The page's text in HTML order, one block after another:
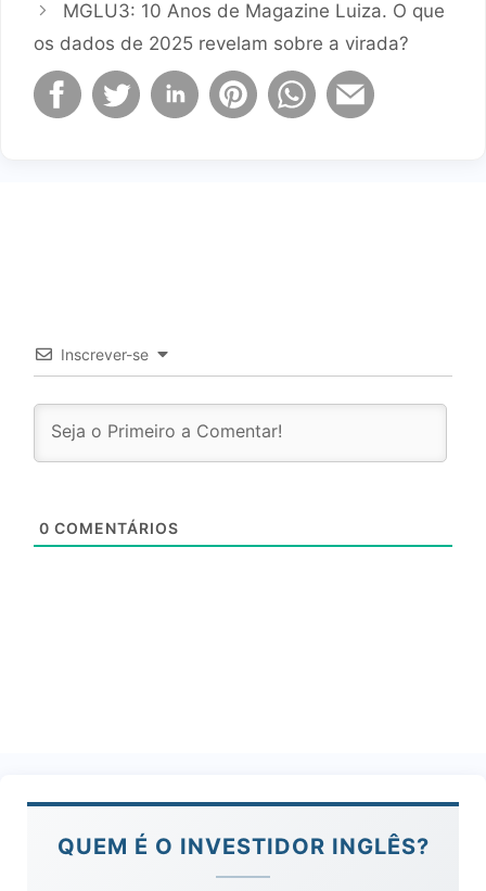
MGLU3: 10 Anos de Magazine Luiza. O que
os dados de 2025 revelam sobre a virada?
Inscrever-se
0 COMENTÁRIOS
QUEM É O INVESTIDOR INGLÊS?